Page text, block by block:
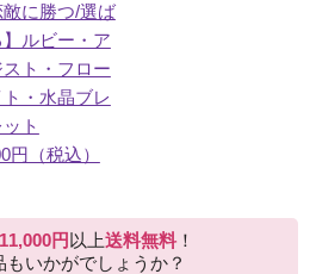
敵に勝つ/選ば
】ルビー・ア
スト・フロー
ト・水晶ブレ
ト
円（税込）
11,000円 以上送料無料 ！
もいかがでしょうか？